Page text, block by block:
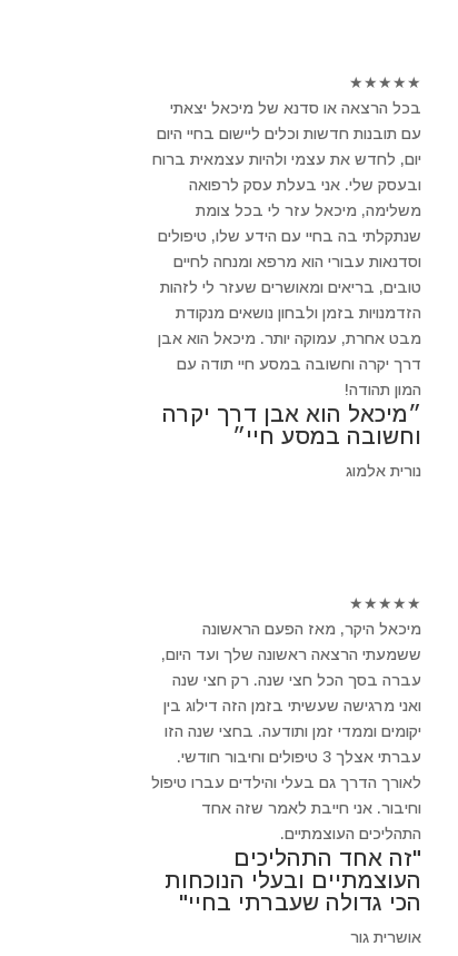
★
★
★
★
★
בכל הרצאה או סדנא של מיכאל יצאתי
עם תובנות חדשות וכלים ליישום בחיי היום
יום, לחדש את עצמי ולהיות עצמאית ברוח
ובעסק שלי. אני בעלת עסק לרפואה
משלימה, מיכאל עזר לי בכל צומת
שנתקלתי בה בחיי עם הידע שלו, טיפולים
וסדנאות עבורי הוא מרפא ומנחה לחיים
טובים, בריאים ומאושרים שעזר לי לזהות
הזדמנויות בזמן ולבחון נושאים מנקודת
מבט אחרת, עמוקה יותר. מיכאל הוא אבן
דרך יקרה וחשובה במסע חיי תודה עם
המון תהודה!
״מיכאל הוא אבן דרך יקרה
וחשובה במסע חיי״
נורית אלמוג
★
★
★
★
★
מיכאל היקר, מאז הפעם הראשונה
ששמעתי הרצאה ראשונה שלך ועד היום,
עברה בסך הכל חצי שנה. רק חצי שנה
ואני מרגישה שעשיתי בזמן הזה דילוג בין
יקומים וממדי זמן ותודעה. בחצי שנה הזו
עברתי אצלך 3 טיפולים וחיבור חודשי.
לאורך הדרך גם בעלי והילדים עברו טיפול
וחיבור. אני חייבת לאמר שזה אחד
התהליכים העוצמתיים.
"זה אחד התהליכים
העוצמתיים ובעלי הנוכחות
הכי גדולה שעברתי בחיי"
אושרית גור